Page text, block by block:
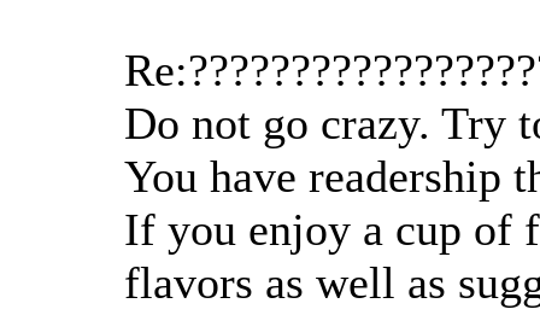
Do not go crazy. Try
You have readership
If you enjoy a cup of
flavors as well as